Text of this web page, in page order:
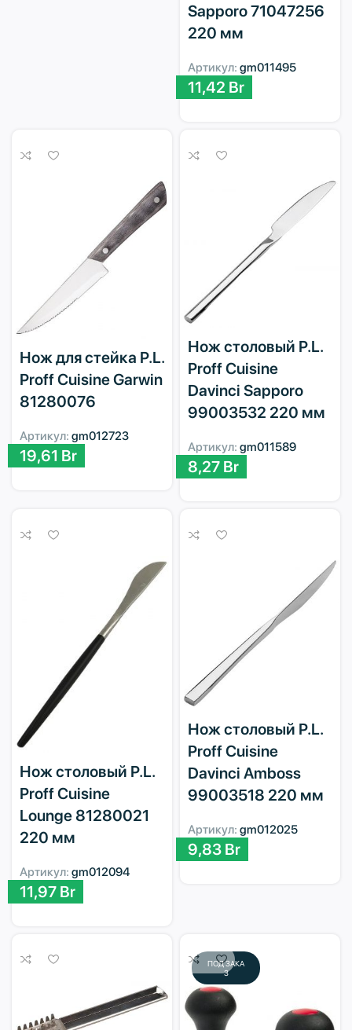
Sapporo 71047256
220 мм
Артикул: gm011495
11,42 Br
Нож для стейка P.L.
Proff Cuisine Garwin
81280076
Артикул: gm012723
19,61 Br
Нож столовый P.L.
Proff Cuisine
Davinci Sapporo
99003532 220 мм
Артикул: gm011589
8,27 Br
Нож столовый P.L.
Proff Cuisine
Lounge 81280021
220 мм
Артикул: gm012094
11,97 Br
Нож столовый P.L.
Proff Cuisine
Davinci Amboss
99003518 220 мм
Артикул: gm012025
9,83 Br
ПОД ЗАКА
З